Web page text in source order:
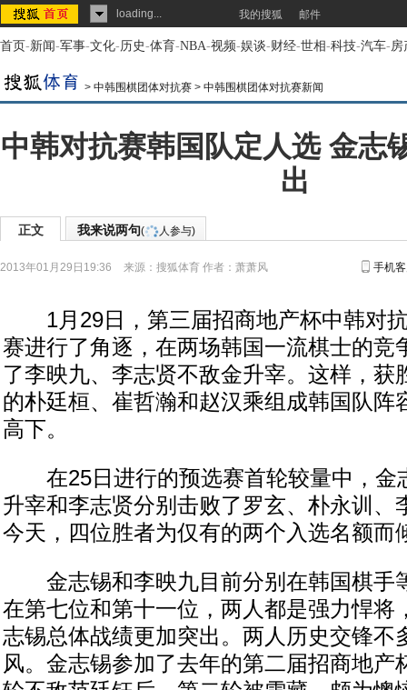
loading... 我的搜狐 邮件
首页-新闻-军事-文化-历史-体育-NBA-视频-娱谈-财经-世相-科技-汽车-房
> 中韩围棋团体对抗赛 > 中韩围棋团体对抗赛新闻
中韩对抗赛韩国队定人选 金志
出
正文 我来说两句( 人参与)
2013年01月29日19:36 来源： 搜狐体育 作者：萧萧风 手机
1月29日，第三届招商地产杯中韩对
赛进行了角逐，在两场韩国一流棋士的竞
了李映九、李志贤不敌金升宰。这样，获
的朴廷桓、崔哲瀚和赵汉乘组成韩国队阵
高下。
在25日进行的预选赛首轮较量中，金
升宰和李志贤分别击败了罗玄、朴永训、
今天，四位胜者为仅有的两个入选名额而
金志锡和李映九目前分别在韩国棋手
在第七位和第十一位，两人都是强力悍将
志锡总体战绩更加突出。两人历史交锋不
风。金志锡参加了去年的第二届招商地产